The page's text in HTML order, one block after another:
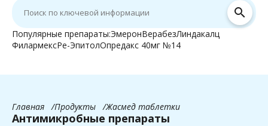
search
Популярные препараты:ЭмеронВерабезЛиндакалц
ФилармексРе-ЭпитолОпредакс 40мг №14
Антимикробные препараты
Главная Продукты Жасмед таблетки